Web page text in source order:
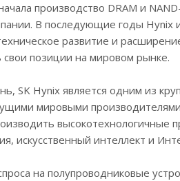
производство DRAM и
В последующие годы Hynix
развитие и
свои позиции на мировом рынке.
SK Hynix является одним из
мировыми
высокотехнологичные
искусственный интеллект и
на полупроводниковые